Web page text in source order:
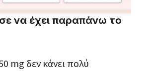
να έχει παραπάνω το
mg δεν κάνει πολύ